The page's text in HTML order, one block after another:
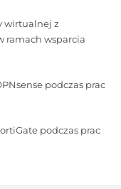
wirtualnej z
ramach wsparcia
podczas prac
podczas prac